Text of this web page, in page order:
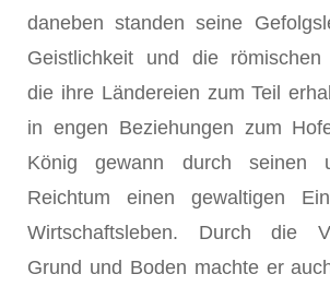
daneben standen seine
Geistlichkeit und die römischen
die ihre Ländereien zum Teil
in engen Beziehungen zum
König gewann durch seinen
Reichtum einen gewaltigen
Wirtschaftsleben. Durch die
Grund und Boden machte er